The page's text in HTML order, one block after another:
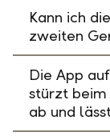
Kann ich
zweiten
Die App
stürzt beim
ab und